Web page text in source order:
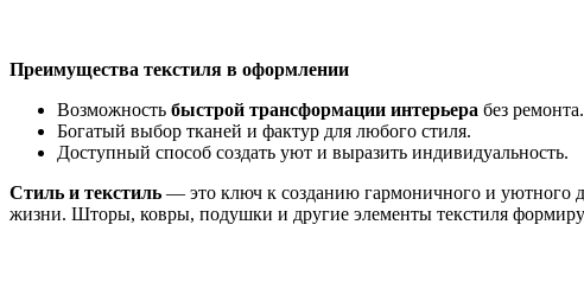
Преимущества текстиля в оформлении
Возможность быстрой трансформации интерьера без ремонта.
Богатый выбор тканей и фактур для любого стиля.
Доступный способ создать уют и выразить индивидуальность.
Стиль и текстиль — это ключ к созданию гармоничного и уютного
жизни. Шторы, ковры, подушки и другие элементы текстиля